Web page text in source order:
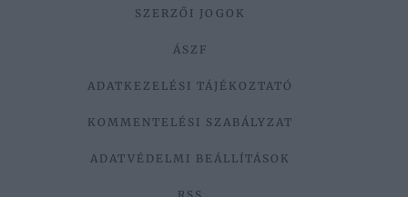
SZERZŐI JOGOK
ÁSZF
ADATKEZELÉSI TÁJÉKOZTATÓ
KOMMENTELÉSI SZABÁLYZAT
ADATVÉDELMI BEÁLLÍTÁSOK